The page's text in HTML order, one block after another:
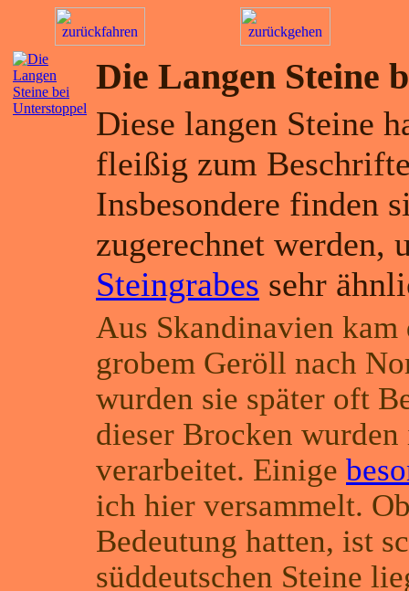
Die Langen Steine
Diese langen Steine
fleißig zum
Insbesondere finden
zugerechnet werden,
Steingrabes sehr
Aus Skandinavien
grobem Geröll nach
wurden sie später oft
dieser Brocken
verarbeitet. Einige
ich hier versammelt.
Bedeutung hatten, ist
süddeutschen Steine